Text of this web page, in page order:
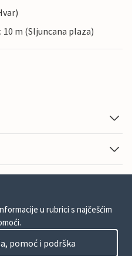
m (Sljuncana plaza)
u rubrici s najčešćim
pomoć i podrška